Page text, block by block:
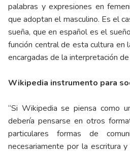
palabras y expresiones en
que adoptan el masculino. Es el
sueña, que en español es el
función central de esta cultura en
encargadas de la interpretación
Wikipedia instrumento para
“Si Wikipedia se piensa como
debería pensarse en otros
particulares formas de
necesariamente por la escritura